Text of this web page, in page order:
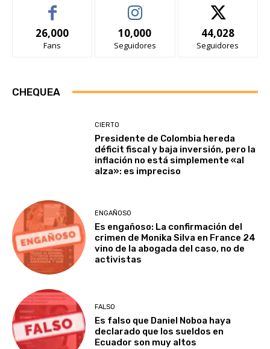
26,000
Fans
10,000
Seguidores
44,028
Seguidores
CHEQUEA
CIERTO
Presidente de Colombia hereda
déficit fiscal y baja inversión, pero la
inflación no está simplemente «al
alza»: es impreciso
ENGAÑOSO
Es engañoso: La confirmación del
crimen de Monika Silva en France 24
vino de la abogada del caso, no de
activistas
FALSO
Es falso que Daniel Noboa haya
declarado que los sueldos en
Ecuador son muy altos